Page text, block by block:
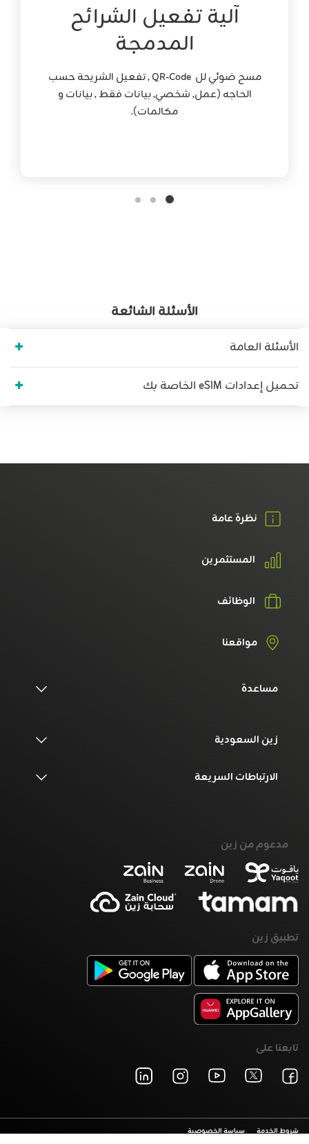
آلية تفعيل الشرائح
المدمجة
مسح ضوئي لل QR-Code , تفعيل الشريحة حسب
الحاجه (عمل, شخصي, بيانات فقط , بيانات و
مكالمات).
الأسئلة الشائعة
الأسئلة العامة
تحميل إعدادات eSIM الخاصة بك
نظرة عامة
المستثمرين
الوظائف
مواقعنا
مساعدة
زين السعودية
الارتباطات السريعة
مدعوم من زين
تطبيق زين
تابعنا على
شروط الخدمة سياسة الخصوصية